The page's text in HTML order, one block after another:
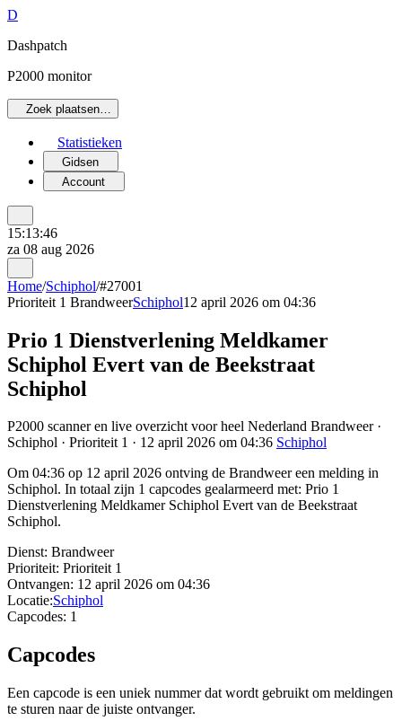
D
Dashpatch
P2000 monitor
Zoek plaatsen…
Statistieken
Gidsen
Account
15:13:46
za 08 aug 2026
Home/Schiphol/#27001
Prioriteit 1 BrandweerSchiphol12 april 2026 om 04:36
Prio 1 Dienstverlening Meldkamer
Schiphol Evert van de Beekstraat
Schiphol
P2000 scanner en live overzicht voor heel Nederland Brandweer ·
Schiphol · Prioriteit 1 · 12 april 2026 om 04:36 Schiphol
Om 04:36 op 12 april 2026 ontving de Brandweer een melding in
Schiphol. In totaal zijn 1 capcodes gealarmeerd met: Prio 1
Dienstverlening Meldkamer Schiphol Evert van de Beekstraat
Schiphol.
Dienst: Brandweer
Prioriteit: Prioriteit 1
Ontvangen: 12 april 2026 om 04:36
Locatie:Schiphol
Capcodes: 1
Capcodes
Een capcode is een uniek nummer dat wordt gebruikt om meldingen
te sturen naar de juiste ontvanger.